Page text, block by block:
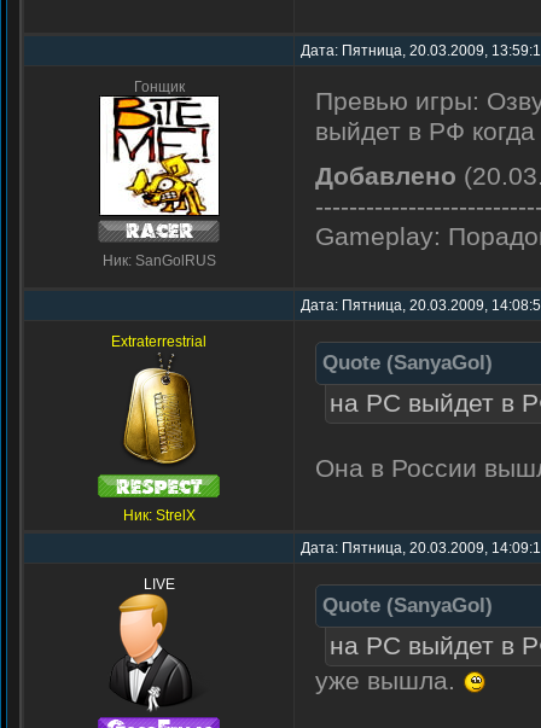
Дата: Пятница, 20.03.2009,
Гонщик
Ник: SanGolRUS
Превью игры:
выйдет в РФ
Добавлено
Gameplay:
Дата: Пятница, 20.03.2009,
Extraterrestrial
Ник: StrelX
Quote (SanyaGol)
на PC выйдет в
Она в России
Дата: Пятница, 20.03.2009,
LIVE
Quote (SanyaGol)
на PC выйдет в
уже вышла.